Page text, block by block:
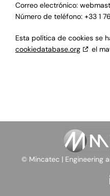
Correo electrónico:
Número de teléfono: +33 1
Esta política de cookies se
cookiedatabase.org
el
© Mincatec | Engineering